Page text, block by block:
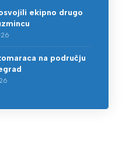
ekipno drugo
na području